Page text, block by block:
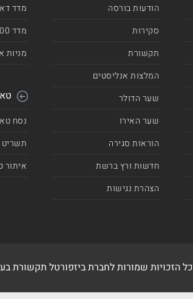
הודעות בורסה
סקירות
תקשורת
המלצות אנליסטים
שער הדולר
שער האירו
הוראות סגירה
חדשות ורץ ברשת
הצהרת נגישות
מדד
מדד 500 S&P
מניות
נסח
תשריט
איתור
כל הזכויות שמורות לחברת ביזפורטל תקשורת